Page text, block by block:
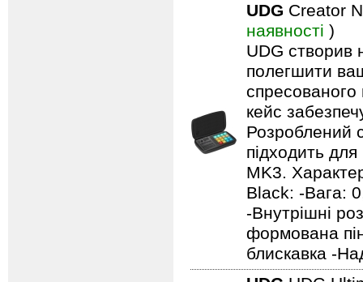
UDG Creator
наявності )
UDG створив
полегшити
кейс
Розроблений
підходить
MK3.
Black: -Вага:
-Внутрішні
формована
блискавка -